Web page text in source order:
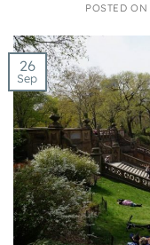
POSTED ON
26
Sep